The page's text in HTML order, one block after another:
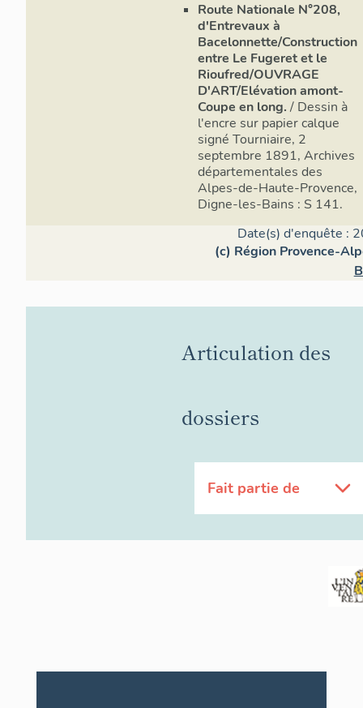
Route Nationale N°208,
d'Entrevaux à
Bacelonnette/Construction
entre Le Fugeret et le
Rioufred/OUVRAGE
D'ART/Elévation amont-
Coupe en long. / Dessin à
l'encre sur papier calque
signé Tourniaire, 2
septembre 1891, Archives
départementales des
Alpes-de-Haute-Provence,
Digne-les-Bains : S 141.
Date(s) d'enquête :
(c) Région Provence-
Articulation des
dossiers
Fait partie de